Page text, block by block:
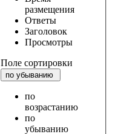
размещения
Ответы
Заголовок
Просмотры
Поле сортировки
по убыванию
по
возрастанию
по
убыванию